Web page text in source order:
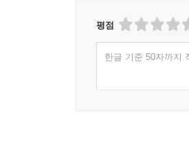
평점
한글 기준 50자까지